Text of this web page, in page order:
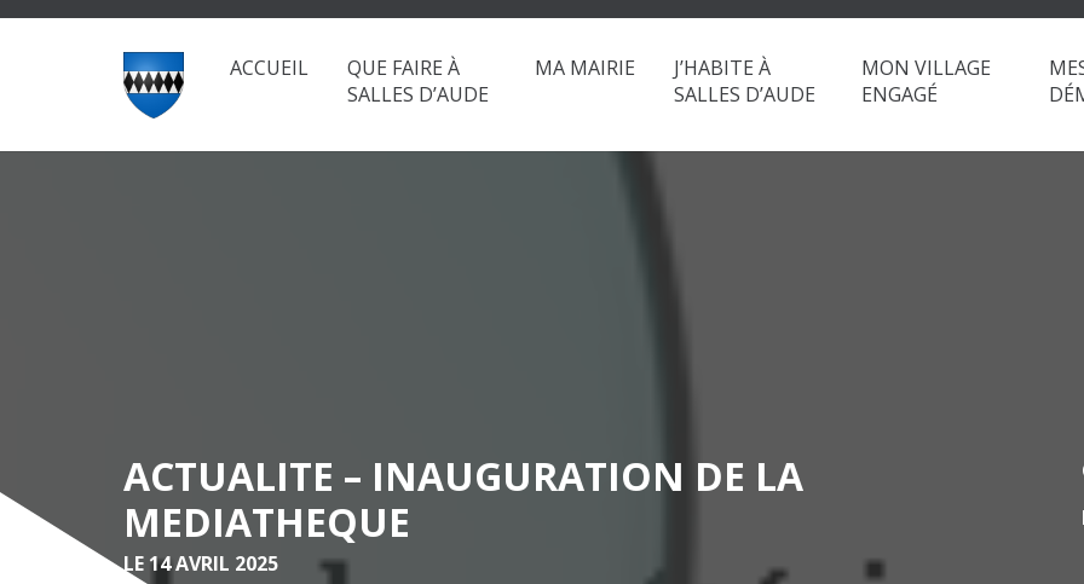
ACCUEIL
QUE FAIRE À
SALLES D’AUDE
MA MAIRIE
J’HABITE À
SALLES D’AUDE
MON VILLAGE
ENGAGÉ
ACTUALITE – INAUGURATION DE LA
MEDIATHEQUE
LE 14 AVRIL 2025